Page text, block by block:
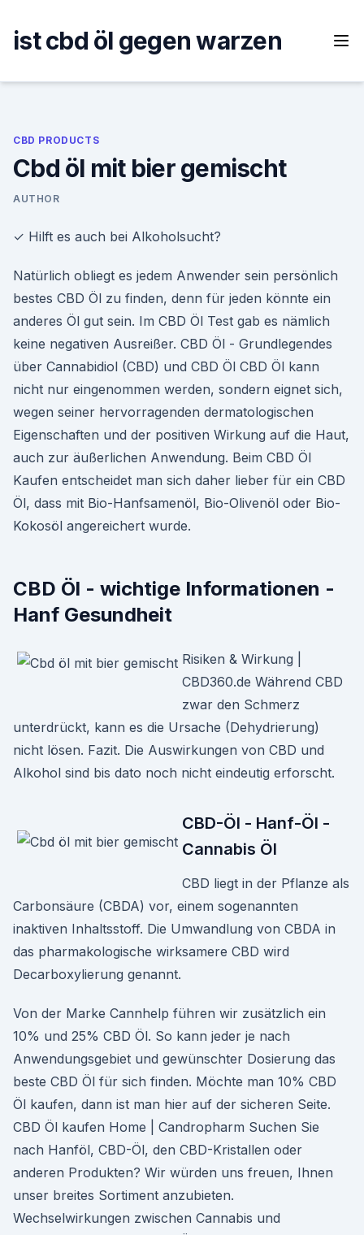
content
ist cbd öl gegen warzen
CBD PRODUCTS
Cbd öl mit bier gemischt
AUTHOR
✓ Hilft es auch bei Alkoholsucht?
Natürlich obliegt es jedem Anwender sein persönlich
bestes CBD Öl zu finden, denn für jeden könnte ein
anderes Öl gut sein. Im CBD Öl Test gab es nämlich
keine negativen Ausreißer. CBD Öl - Grundlegendes
über Cannabidiol (CBD) und CBD Öl CBD Öl kann
nicht nur eingenommen werden, sondern eignet sich,
wegen seiner hervorragenden dermatologischen
Eigenschaften und der positiven Wirkung auf die Haut,
auch zur äußerlichen Anwendung. Beim CBD Öl
Kaufen entscheidet man sich daher lieber für ein CBD
Öl, dass mit Bio-Hanfsamenöl, Bio-Olivenöl oder Bio-
Kokosöl angereichert wurde.
CBD Öl - wichtige Informationen -
Hanf Gesundheit
Risiken & Wirkung |
CBD360.de Während CBD
zwar den Schmerz
unterdrückt, kann es die Ursache (Dehydrierung)
nicht lösen. Fazit. Die Auswirkungen von CBD und
Alkohol sind bis dato noch nicht eindeutig erforscht.
CBD-Öl - Hanf-Öl -
Cannabis Öl
CBD liegt in der Pflanze als
Carbonsäure (CBDA) vor, einem sogenannten
inaktiven Inhaltsstoff. Die Umwandlung von CBDA in
das pharmakologische wirksamere CBD wird
Decarboxylierung genannt.
Von der Marke Cannhelp führen wir zusätzlich ein
10% und 25% CBD Öl. So kann jeder je nach
Anwendungsgebiet und gewünschter Dosierung das
beste CBD Öl für sich finden. Möchte man 10% CBD
Öl kaufen, dann ist man hier auf der sicheren Seite.
CBD Öl kaufen Home | Candropharm Suchen Sie
nach Hanföl, CBD-Öl, den CBD-Kristallen oder
anderen Produkten? Wir würden uns freuen, Ihnen
unser breites Sortiment anzubieten.
Wechselwirkungen zwischen Cannabis und